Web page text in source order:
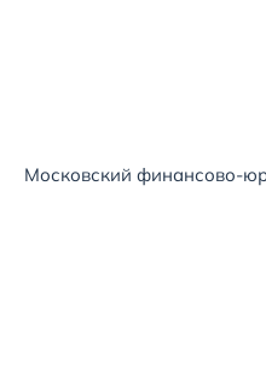
Московский финансово-